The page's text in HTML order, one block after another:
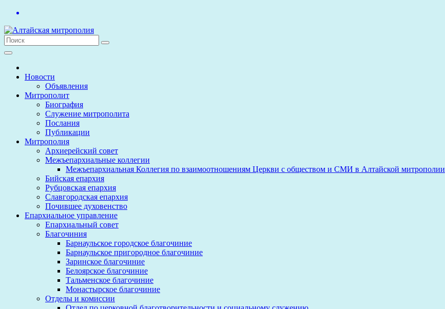
Перейти
содержимому
Новости
Объявления
Митрополит
Биография
Служение митрополита
Послания
Публикации
Митрополия
Архиерейский совет
Межъепархиальные коллегии
Межъепархиальная Коллегия по взаимоотношениям Церкви с обществом и СМИ в Алтайской митрополии
Бийская епархия
Рубцовская епархия
Славгородская епархия
Почившее духовенство
Епархиальное управление
Епархиальный совет
Благочиния
Барнаульское городское благочиние
Барнаульское пригородное благочиние
Заринское благочиние
Белоярское благочиние
Тальменское благочиние
Монастырское благочиние
Отделы и комиссии